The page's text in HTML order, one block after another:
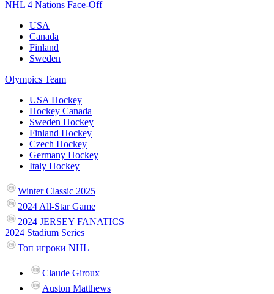
NHL 4 Nations Face-Off
USA
Canada
Finland
Sweden
Olympics Team
USA Hockey
Hockey Canada
Sweden Hockey
Finland Hockey
Czech Hockey
Germany Hockey
Italy Hockey
Winter Classic 2025
2024 All-Star Game
2024 JERSEY FANATICS
2024 Stadium Series
Топ игроки NHL
Claude Giroux
Auston Matthews